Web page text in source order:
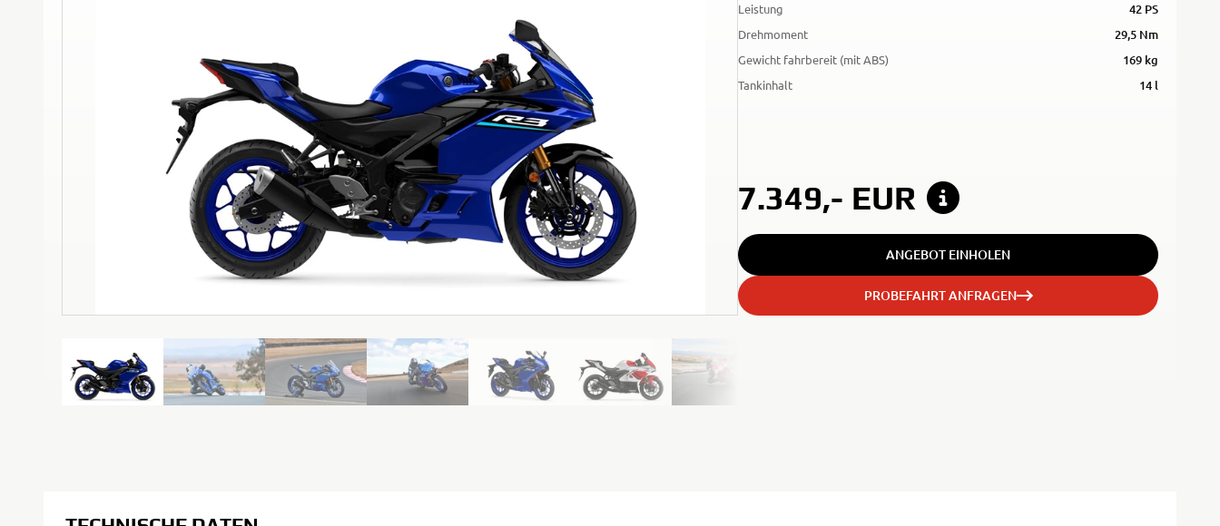
Leistung 42 PS
Drehmoment 29,5 Nm
Gewicht fahrbereit (mit ABS) 169 kg
Tankinhalt 14 l
7.349,- EUR
ANGEBOT EINHOLEN
PROBEFAHRT ANFRAGEN